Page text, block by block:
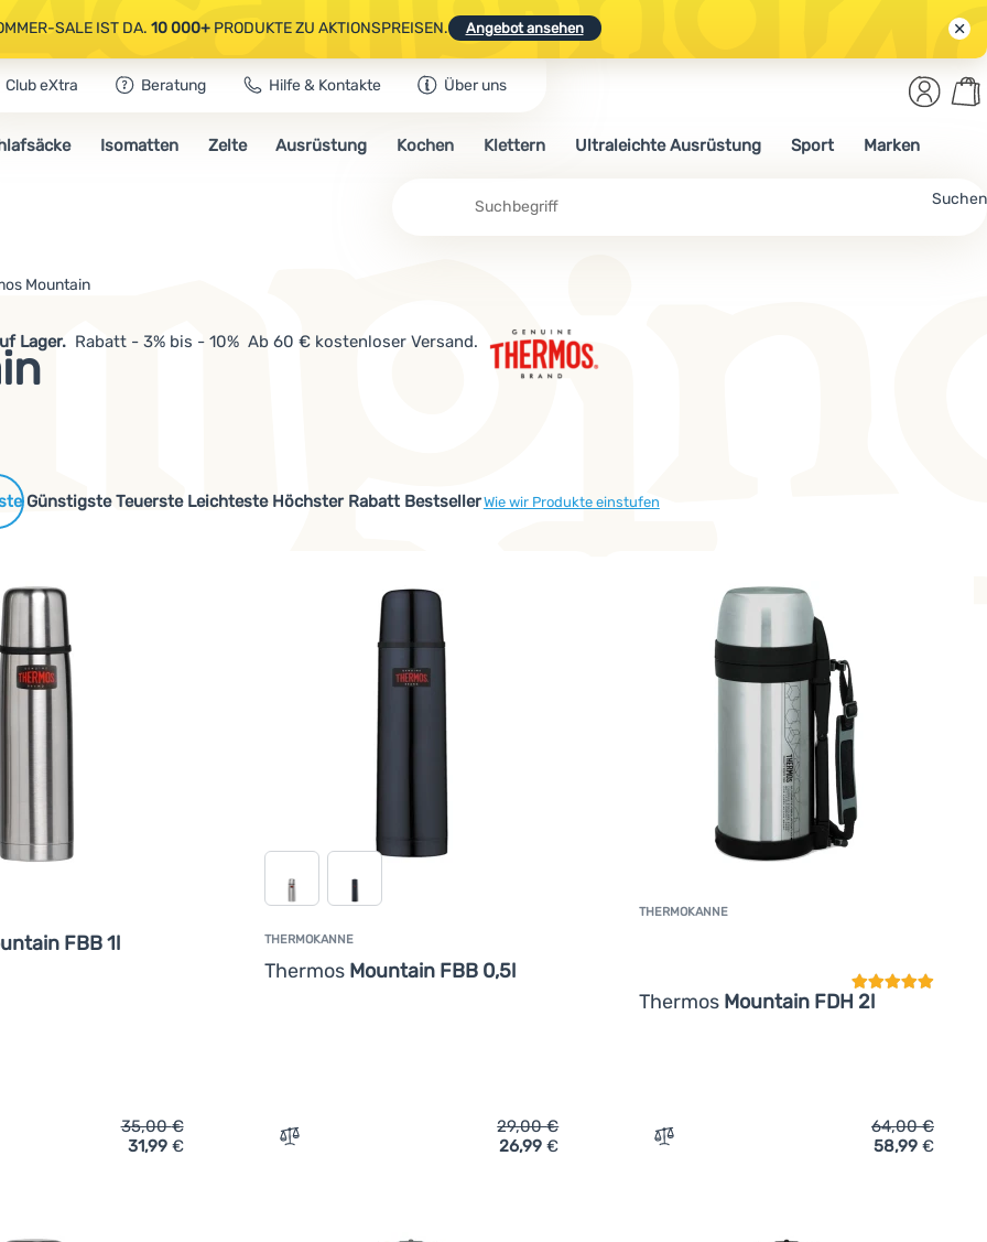
SALE IST DA. 10 000+PRODUKTE ZU AKTIONSPREISEN. Angebot ansehen
CAMPING- & WANDERAUSRÜSTUNG.CODE OUT10 NUTZEN.
SALE IST DA.10 000+PRODUKTE ZU AKTIONSPREISEN. Angebot ansehen
Club eXtra Beratung Hilfe & Kontakte Über uns
Suchen
Anmelden
Isomatten Zelte Ausrüstung Kochen Klettern Ultraleichte Ausrüstung Sport Marken
Mountain
Lager. Rabatt - 3% bis - 10% Ab 60 € kostenloser Versand.
Günstigste Teuerste Leichteste Höchster Rabatt BestsellerWie wir Produkte einstufen
Produkte
FBB 1l
'Thermokanne Thermos Mountain FBB 1l' hinzufügen
35,00€
31,99 €
THERMOKANNE
Thermos Mountain FBB 0,5l
Zum Vergleich 'Thermokanne Thermos Mountain FBB 0,5l' hinzufügen
29,00€
26,99€
THERMOKANNE
Thermos Mountain FDH 2l
Zum Vergleich 'Thermokanne Thermos
64,00€
58,99 €